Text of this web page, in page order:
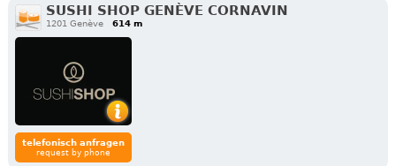
SUSHI SHOP GENÈVE CORNAVIN
1201 Genève 614 m
telefonisch anfragen
request by phone